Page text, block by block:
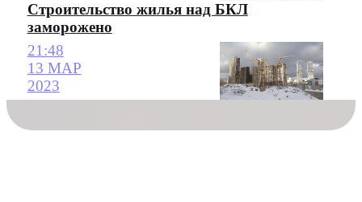
Строительство жилья над БКЛ
заморожено
21:48
13 МАР
2023